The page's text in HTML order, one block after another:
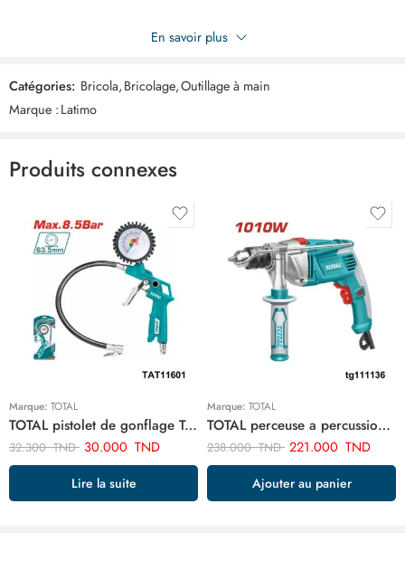
Soyez le premier à donner votre avis sur “LATIMO Jeux de 4
pinces d’angle 5-22mm ART03462”
Commentaires
Il n'y a pas encore de critiques.
En savoir plus
Catégories: Bricola,Bricolage,Outillage à main
Marque :Latimo
Produits connexes
Marque: TOTAL
TOTAL pistolet de gonflage TAT11601
32.300TND 30.000 TND
Lire la suite
Marque: TOTAL
TOTAL perceuse a percussion 13mm-1010w TG111136
238.000TND 221.000 TND
Ajouter au panier